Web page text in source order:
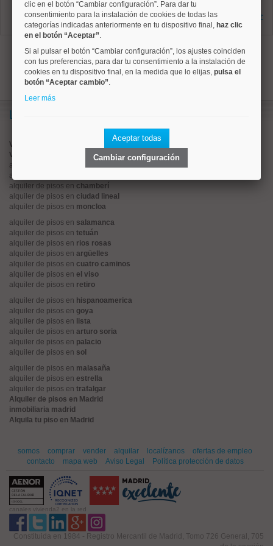
45 m²
0 dormitorios
1 baños
1.700 €
1
Lo más buscado
Valorar vivienda online
Vender piso
alquiler de pisos en
alquiler de pisos en
alquiler de pisos en chamberí
alquiler de pisos en ciudad lineal
alquiler de pisos en moncloa
alquiler de pisos en salamanca
alquiler de pisos en tetuán
alquiler de pisos en rios rosas
alquiler de pisos en argüelles
alquiler de pisos en cuatro caminos
alquiler de pisos en el viso
alquiler de pisos en retiro
alquiler de pisos en hispanoamerica
alquiler de pisos en goya
alquiler de pisos en lista
alquiler de pisos en arturo soria
alquiler de pisos en palacio
alquiler de pisos en sol
alquiler de pisos en malasaña
alquiler de pisos en estrella
alquiler de pisos en trafalgar
Alquiler de pisos en Madrid
inmobiliaria madrid
Alquila tu piso en Madrid
somos comprar vender alquilar localízanos
ofertas de empleo
contacto
mapa web Aviso Legal Política protección de datos
canales vivienda2 en la red
Constituida en 1984 - Registro Mercantil de Madrid, Tomo 726 General, 705
clic en el botón “Cambiar configuración”. Para dar tu
consentimiento para la instalación de cookies de todas las
categorías indicadas anteriormente en tu dispositivo final, haz clic
en el botón “Aceptar”.
Si al pulsar el botón “Cambiar configuración”, los ajustes coinciden
con tus preferencias, para dar tu consentimiento a la instalación de
cookies en tu dispositivo final, en la medida que lo elijas, pulsa el
botón “Aceptar cambio”.
Leer más
Aceptar todas
Cambiar configuración